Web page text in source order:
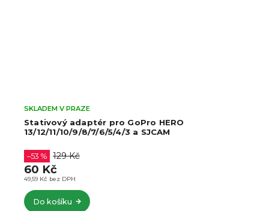
Stativový adaptér pro GoPro HERO
13/12/11/10/9/8/7/6/5/4/3 a SJCAM
SKLADEM V PRAZE
49,59 Kč bez DPH
–53 % 129 Kč
60 Kč
Do košíku